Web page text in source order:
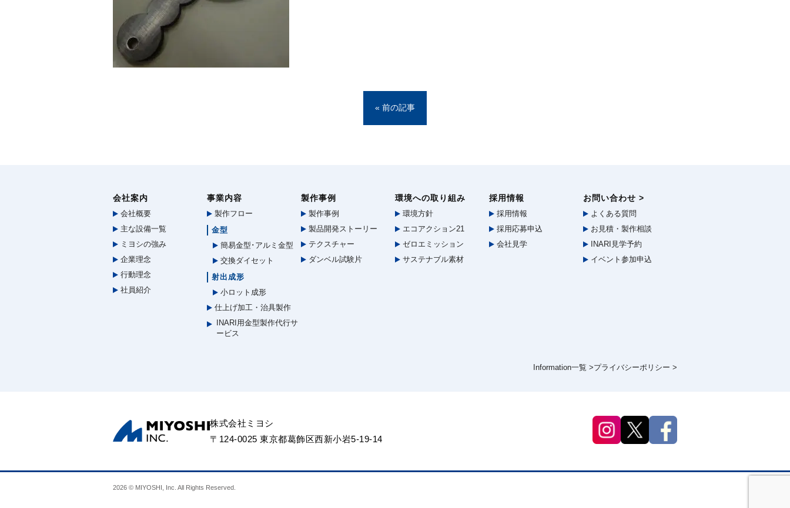
« 前の記事
会社案内
会社概要
主な設備一覧
ミヨシの強み
企業理念
行動理念
社員紹介
事業内容
製作フロー
金型
簡易金型･アルミ金型
交換ダイセット
射出成形
小ロット成形
仕上げ加工・治具製作
INARI用金型製作代行サ
ービス
製作事例
製作事例
製品開発ストーリー
テクスチャー
ダンベル試験片
環境への取り組み
環境方針
エコアクション21
ゼロエミッション
サステナブル素材
採用情報
採用情報
採用応募申込
会社見学
お問い合わせ >
よくある質問
お見積・製作相談
INARI見学予約
イベント参加申込
Information一覧 >プライバシーポリシー >
株式会社ミヨシ
〒124-0025 東京都葛飾区西新小岩5-19-14
2026 © MIYOSHI, Inc. All Rights Reserved.